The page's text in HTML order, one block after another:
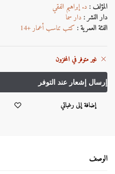
المؤلف :د. إبراهيم الفقي
دار النشر :دار سما
الفئة العمرية :كتب تناسب أعمار +14
غير متوفر في المخزون
إضافة إلى رغباتي
الوصف